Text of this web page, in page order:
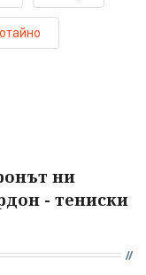
ни
- тениски